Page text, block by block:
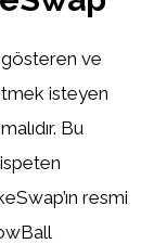
ve
isteyen
Bu
resmi